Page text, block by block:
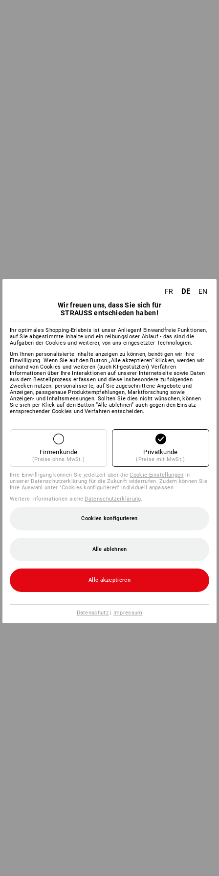
FR DE
EN
Wir freuen uns, dass Sie sich für
STRAUSS entschieden haben!
Ihr optimales Shopping-Erlebnis ist unser Anliegen! Einwandfreie Funktionen,
auf Sie abgestimmte Inhalte und ein reibungsloser Ablauf - das sind die
Aufgaben der Cookies und weiterer, von uns eingesetzter Technologien.
Um Ihnen personalisierte Inhalte anzeigen zu können, benötigen wir Ihre
Einwilligung. Wenn Sie auf den Button „Alle akzeptieren“ klicken, werden wir
anhand von Cookies und weiteren (auch KI-gestützten) Verfahren
Informationen über Ihre Interaktionen auf unserer Internetseite sowie Daten
aus dem Bestellprozess erfassen und diese insbesondere zu folgenden
Zwecken nutzen: personalisierte, auf Sie zugeschnittene Angebote und
Anzeigen, passgenaue Produktempfehlungen, Marktforschung sowie
Anzeigen- und Inhaltsmessungen. Sollten Sie dies nicht wünschen, können
Sie sich per Klick auf den Button “Alle ablehnen” auch gegen den Einsatz
entsprechender Cookies und Verfahren entscheiden.
Firmenkunde
(Preise ohne MwSt.)
Privatkunde
(Preise mit MwSt.)
Ihre Einwilligung können Sie jederzeit über dieCookie-Einstellungen in
unserer Datenschutzerklärung für die Zukunft widerrufen. Zudem können Sie
Ihre Auswahl unter "Cookies konfigurieren" individuell anpassen
Weitere Informationen siehe Datenschutzerklärung
Cookies konfigurieren
Alle ablehnen
Alle akzeptieren
Datenschutz| Impressum